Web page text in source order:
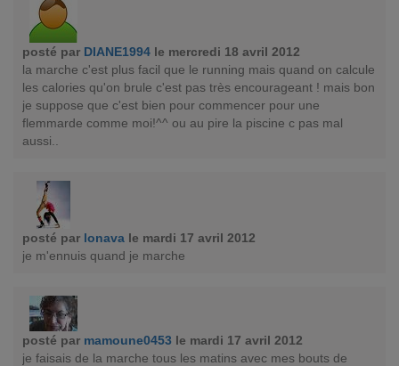
posté par DIANE1994 le mercredi 18 avril 2012
la marche c'est plus facil que le running mais quand on calcule
les calories qu'on brule c'est pas très encourageant ! mais bon
je suppose que c'est bien pour commencer pour une
flemmarde comme moi!^^ ou au pire la piscine c pas mal
aussi..
posté par lonava le mardi 17 avril 2012
je m'ennuis quand je marche
posté par mamoune0453 le mardi 17 avril 2012
je faisais de la marche tous les matins avec mes bouts de